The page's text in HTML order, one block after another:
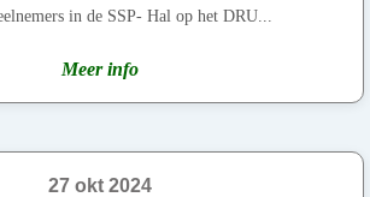
in de SSP- Hal op het DRU...
Meer info
27 okt 2024